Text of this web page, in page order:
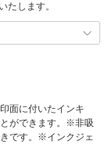
たします。
面に付いたインキ
ができます。※非吸
です。※インクジェ